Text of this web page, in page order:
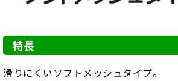
特長
滑りにくいソフトメッシュタイプ。